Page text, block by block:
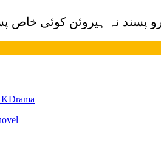
پسند نہ ہیروئن کوئی